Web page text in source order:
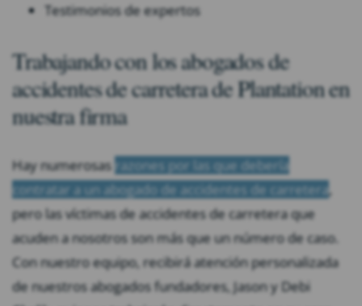
Testimonios de expertos
Trabajando con los abogados de
accidentes de carretera de Plantation en
nuestra firma
Hay numerosas razones por las que debería
contratar a un abogado de accidentes de carretera,
pero las víctimas de accidentes de carretera que
acuden a nosotros son más que un número de caso.
Con nuestro equipo, recibirá atención personalizada
de nuestros abogados fundadores, Jason y Debi